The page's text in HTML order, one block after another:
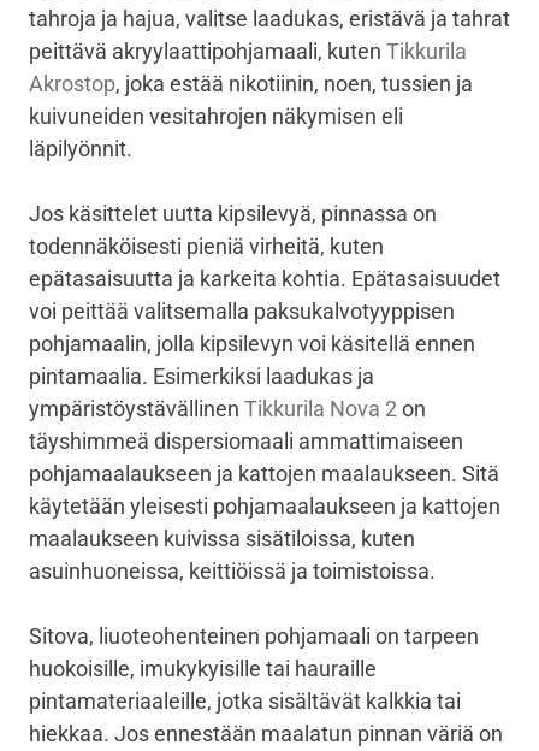
tahroja ja hajua, valitse laadukas, eristävä ja tahrat
peittävä akryylaattipohjamaali, kuten Tikkurila
Akrostop, joka estää nikotiinin, noen, tussien ja
kuivuneiden vesitahrojen näkymisen eli
läpilyönnit.
Jos käsittelet uutta kipsilevyä, pinnassa on
todennäköisesti pieniä virheitä, kuten
epätasaisuutta ja karkeita kohtia. Epätasaisuudet
voi peittää valitsemalla paksukalvotyyppisen
pohjamaalin, jolla kipsilevyn voi käsitellä ennen
pintamaalia. Esimerkiksi laadukas ja
ympäristöystävällinen Tikkurila Nova 2 on
täyshimmeä dispersiomaali ammattimaiseen
pohjamaalaukseen ja kattojen maalaukseen. Sitä
käytetään yleisesti pohjamaalaukseen ja kattojen
maalaukseen kuivissa sisätiloissa, kuten
asuinhuoneissa, keittiöissä ja toimistoissa.
Sitova, liuoteohenteinen pohjamaali on tarpeen
huokoisille, imukykyisille tai hauraille
pintamateriaaleille, jotka sisältävät kalkkia tai
hiekkaa. Jos ennestään maalatun pinnan väriä on